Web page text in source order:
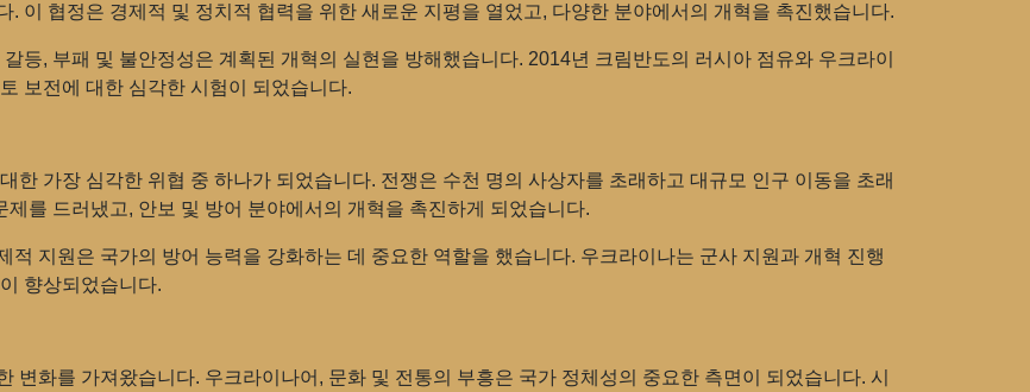
이 협정은 경제적 및 정치적 협력을 위한 새로운 지평을 열었고, 다양한 분야에서의 개혁을 촉진했습니다.
등, 부패 및 불안정성은 계획된 개혁의 실현을 방해했습니다. 2014년 크림반도의 러시아 점유와 우크라이
보전에 대한 심각한 시험이 되었습니다.
한 가장 심각한 위협 중 하나가 되었습니다. 전쟁은 수천 명의 사상자를 초래하고 대규모 인구 이동을 초래
를 드러냈고, 안보 및 방어 분야에서의 개혁을 촉진하게 되었습니다.
지원은 국가의 방어 능력을 강화하는 데 중요한 역할을 했습니다. 우크라이나는 군사 지원과 개혁 진행
향상되었습니다.
변화를 가져왔습니다. 우크라이나어, 문화 및 전통의 부흥은 국가 정체성의 중요한 측면이 되었습니다. 시